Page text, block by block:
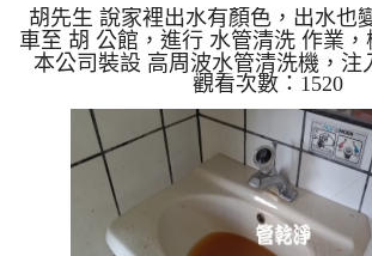
洗水管
胡先生 說家裡出水有顏色，出水也
車至 胡 公館，進行 水管清洗 作業，
本公司裝設 高周波水管清洗機，注
管，等了約15分，開啟 水管清洗機
式，一洗水管就流出鐵鏽水，看起來
兩個多小時後，出水變乾淨出水量
自來水，如水管老化，會產生鐵鏽跟
來的水就會是咖啡色，地下水含有氧
結成黑色管垢，洗出來的水會跟石油
出綠色的水，是因為裡面有銅的物
綠，如是藍色的水，是
觀看次數：1520